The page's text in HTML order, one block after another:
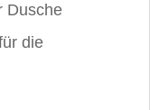
Dusche
die